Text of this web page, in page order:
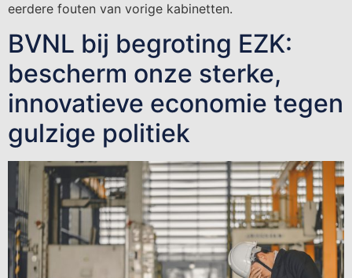
eerdere fouten van vorige kabinetten.
BVNL bij begroting EZK:
bescherm onze sterke,
innovatieve economie tegen
gulzige politiek